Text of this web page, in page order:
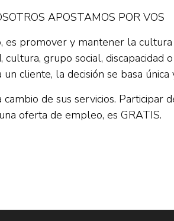
APOSTAMOS POR VOS
es promover y mantener la
cultura, grupo social,
cliente, la decisión se basa
cambio de sus servicios.
oferta de empleo, es GRATIS.